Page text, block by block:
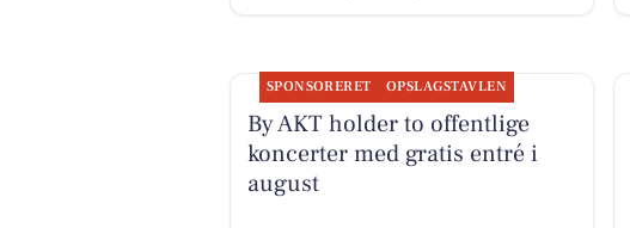
SPONSORERET OPSLAGSTAVLEN
By AKT holder to offentlige
koncerter med gratis entré i
august